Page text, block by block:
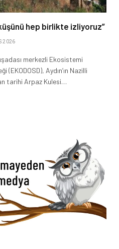
hep birlikte izliyoruz”
2026
merkezli Ekosistemi
(EKODOSD), Aydın’ın Nazilli
tarihi Arpaz Kulesi…